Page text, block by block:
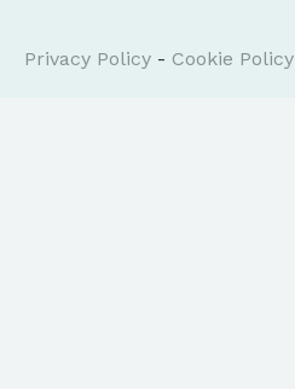
Privacy Policy - Cookie Policy